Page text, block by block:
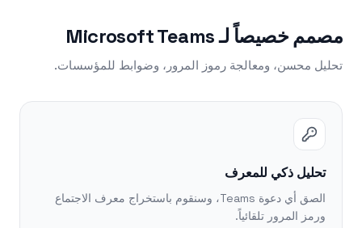
مصمم خصيصاً لـ Microsoft Teams
تحليل محسن، ومعالجة رموز المرور، وضوابط للمؤسسات.
تحليل ذكي للمعرف
الصق أي دعوة Teams، وسنقوم باستخراج معرف الاجتماع
ورمز المرور تلقائياً.